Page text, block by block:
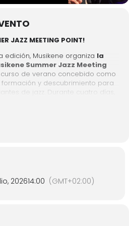
JAZZ MEETING POINT!
edición, Musikene organiza la
Summer Jazz Meeting
de verano concebido como
y descubrimiento para
de jazz. Durante cuatro días,
de Europa.
nuevas habilidades,
grado o enseñanzas profesionales
202614:00 (GMT+02:00)